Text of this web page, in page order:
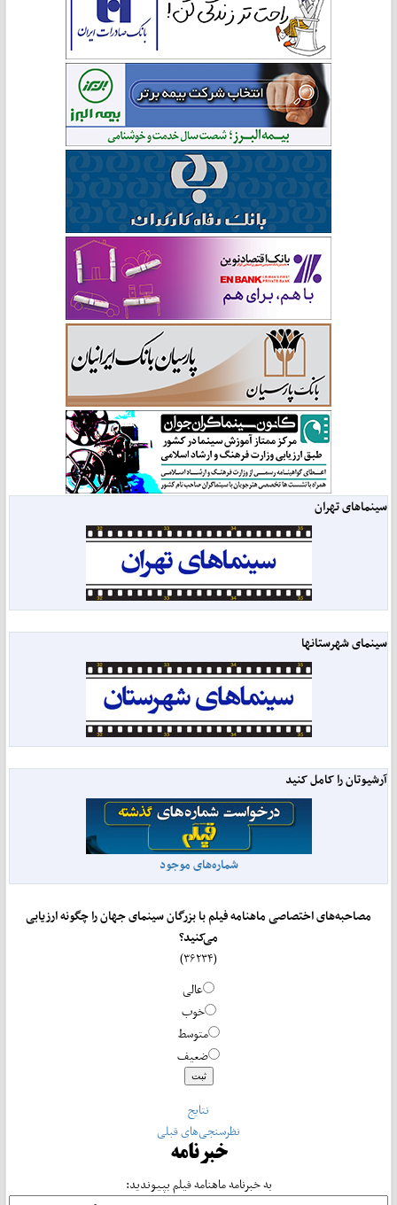
سینماهای تهران
سینمای شهرستانها
آرشیوتان را کامل کنید
شماره‌های موجود
مصاحبه‌های اختصاصی ماهنامه فیلم با بزرگان سینمای جهان را چگونه ارزیابی
می‌کنید؟
عالی
خوب
متوسط
ضعیف
نتایج
نظرسنجی‌های قبلی
خبرنامه
به خبرنامه ماهنامه فیلم بپیوندید: